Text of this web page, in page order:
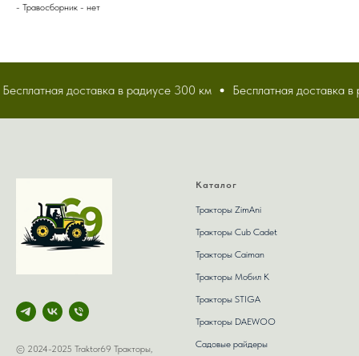
- Травосборник - нет
доставка в радиусе 300 км Бесплатная доставка в
© 2024-2025 Traktor69 Тракторы,
Каталог
Тракторы ZimAni
Тракторы Сub Сadet
Тракторы Caiman
Тракторы Мобил К
Тракторы STIGA
Тракторы DAEWOO
Садовые райдеры